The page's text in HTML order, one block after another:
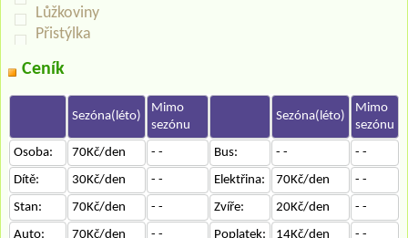
Lůžkoviny
Přistýlka
Ceník
Sezóna(léto)
Mimo
sezónu
Sezóna(léto)
Mimo
sezónu
Osoba:
70Kč/den - - Bus: - -
- -
Dítě:
30Kč/den - - Elektřina: 70Kč/den
- -
Stan:
70Kč/den - - Zvíře: 20Kč/den
- -
Auto:
70Kč/den - - Poplatek: 14Kč/den - -